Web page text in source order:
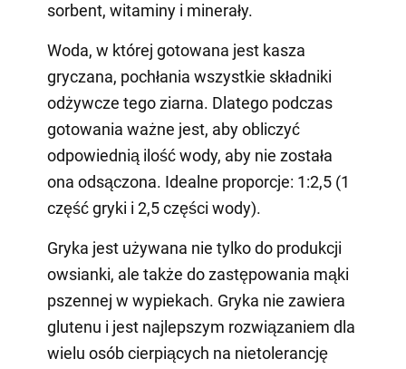
sorbent, witaminy i minerały.
Woda, w której gotowana jest kasza
gryczana, pochłania wszystkie składniki
odżywcze tego ziarna. Dlatego podczas
gotowania ważne jest, aby obliczyć
odpowiednią ilość wody, aby nie została
ona odsączona. Idealne proporcje: 1:2,5 (1
część gryki i 2,5 części wody).
Gryka jest używana nie tylko do produkcji
owsianki, ale także do zastępowania mąki
pszennej w wypiekach. Gryka nie zawiera
glutenu i jest najlepszym rozwiązaniem dla
wielu osób cierpiących na nietolerancję